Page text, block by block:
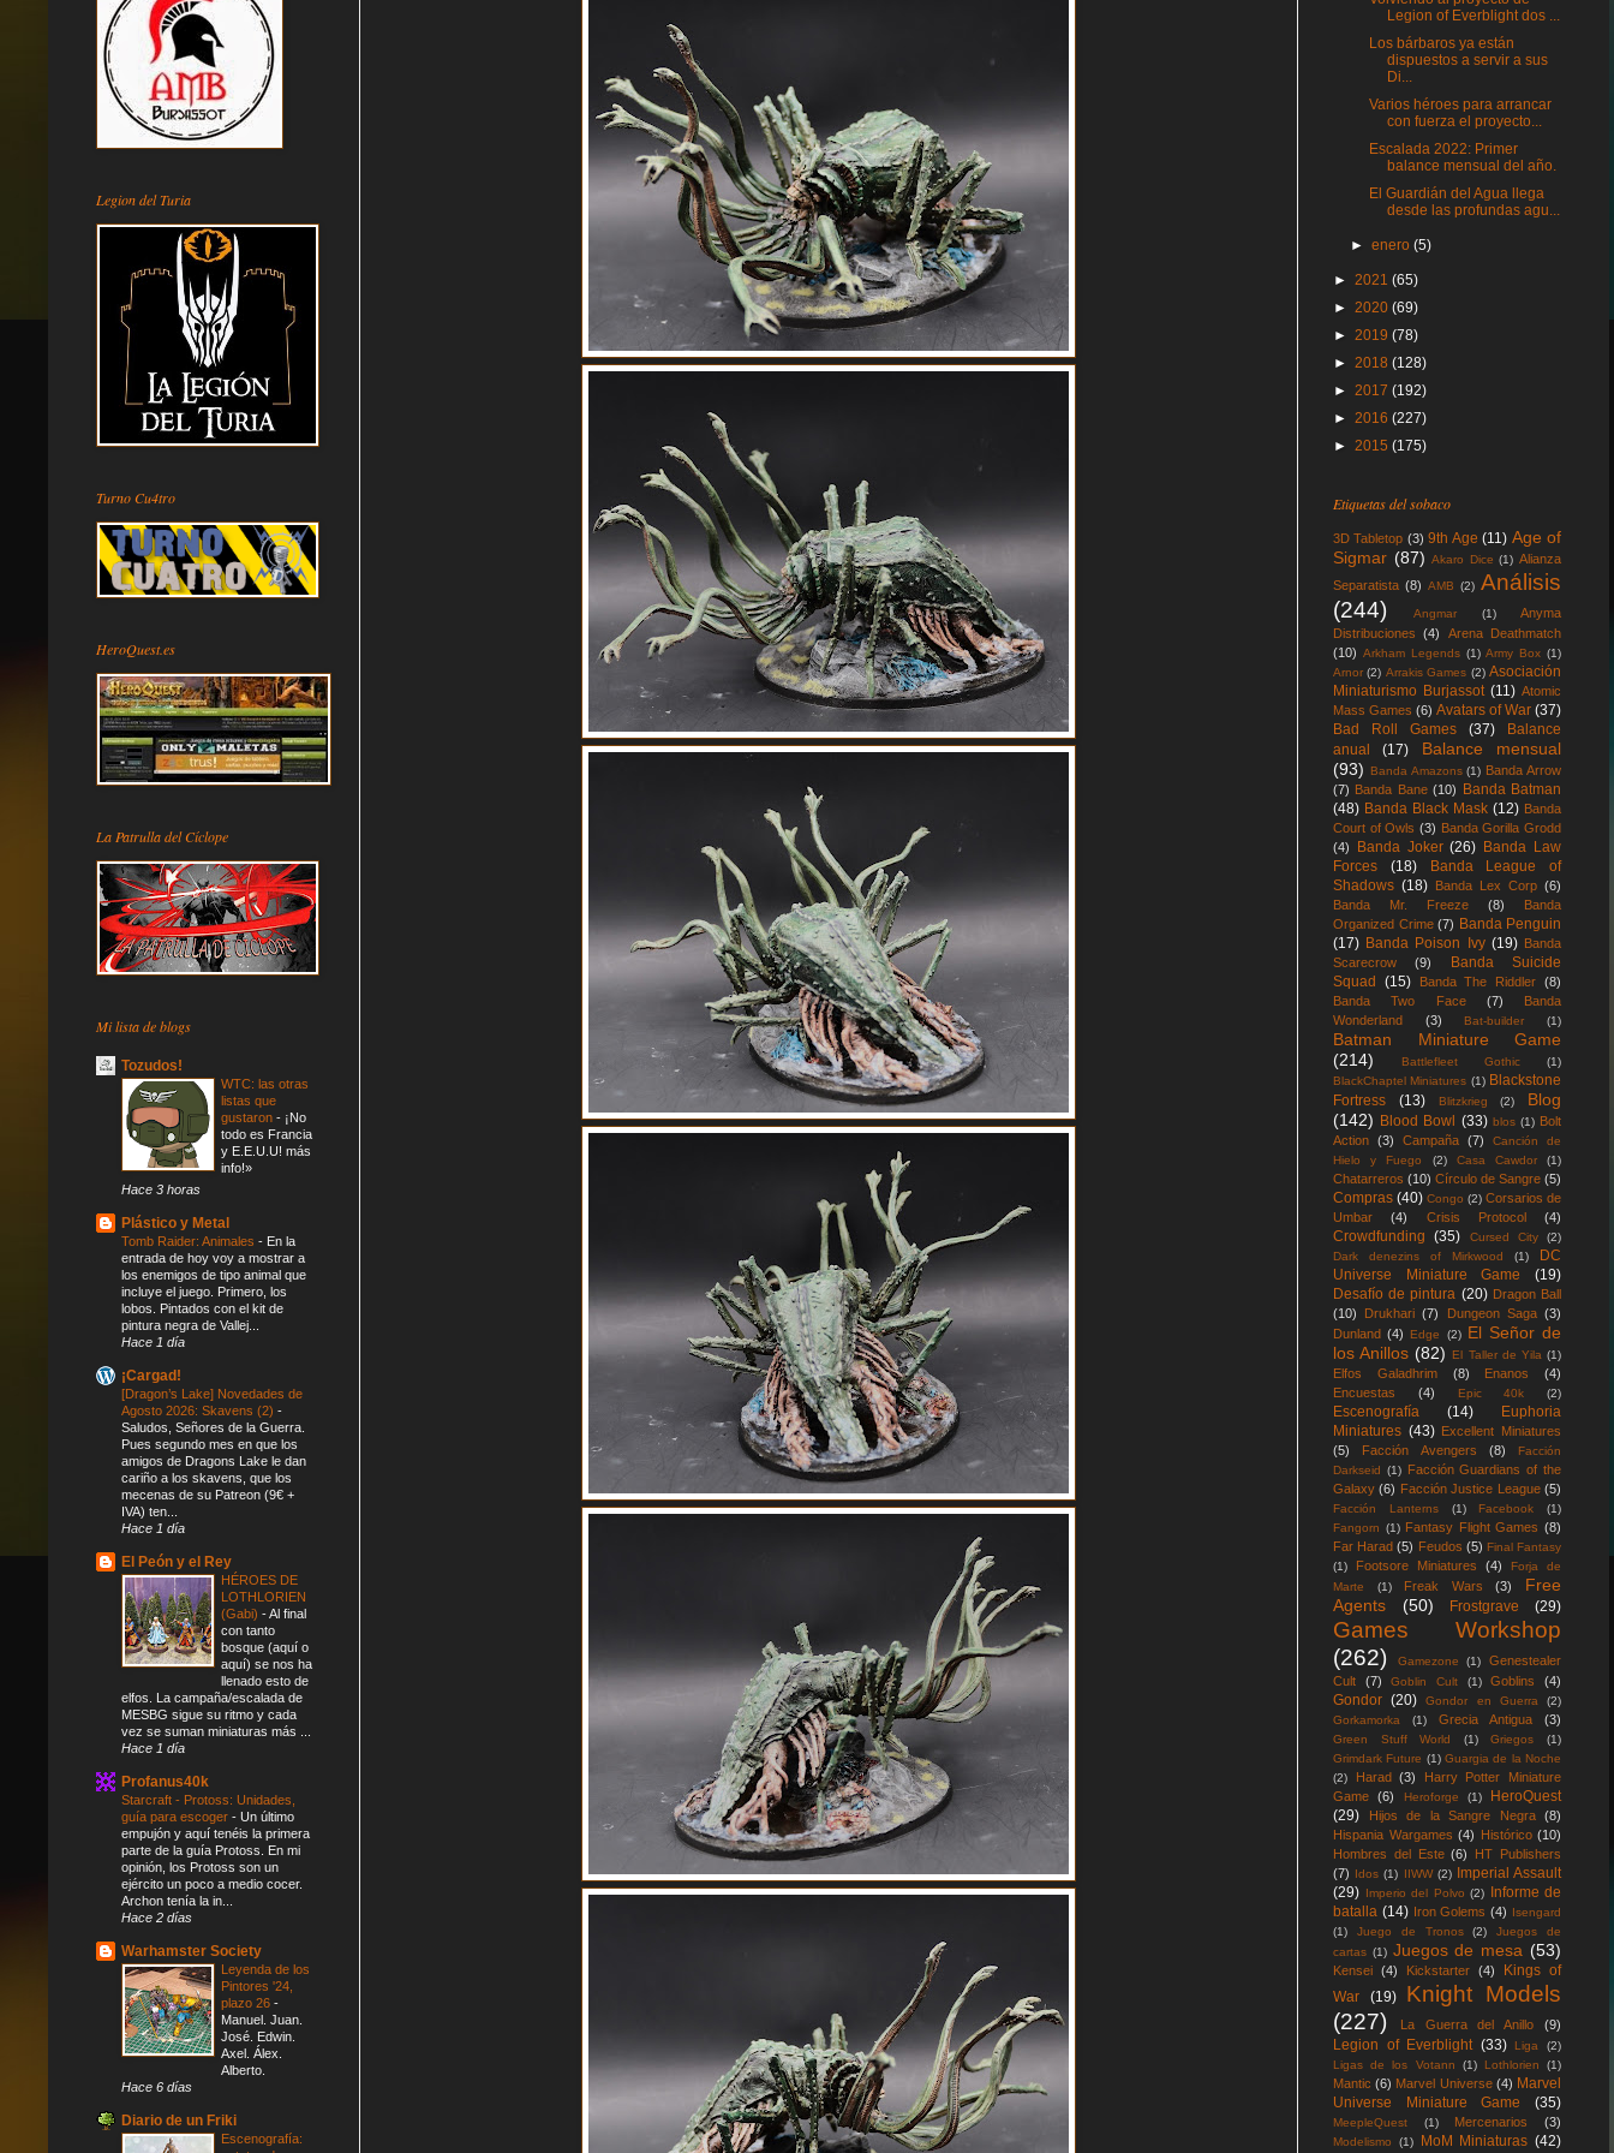
Legion del Turia
Turno Cu4tro
HeroQuest.es
La Patrulla del Cíclope
Mi lista de blogs
Tozudos!
WTC: las otras
listas que
gustaron - ¡No
todo es Francia
y E.E.U.U! más
info!»
Hace 3 horas
Plástico y Metal
Tomb Raider: Animales - En la
entrada de hoy voy a mostrar a
los enemigos de tipo animal que
incluye el juego. Primero, los
lobos. Pintados con el kit de
pintura negra de Vallej...
Hace 1 día
¡Cargad!
[Dragon’s Lake] Novedades de
Agosto 2026: Skavens (2) -
Saludos, Señores de la Guerra.
Pues segundo mes en que los
amigos de Dragons Lake le dan
cariño a los skavens, que los
mecenas de su Patreon (9€ +
IVA) ten...
Hace 1 día
El Peón y el Rey
HÉROES DE
LOTHLORIEN
(Gabi) -Al final
con tanto
bosque (aquí o
aquí) se nos ha
llenado esto de
elfos. La campaña/escalada de
MESBG sigue su ritmo y cada
vez se suman miniaturas más ...
Hace 1 día
Profanus40k
Starcraft - Protoss: Unidades,
guía para escoger - Un último
empujón y aquí tenéis la primera
parte de la guía Protoss. En mi
opinión, los Protoss son un
ejército un poco a medio cocer.
Archon tenía la in...
Hace 2 días
Warhamster Society
Leyenda de los
Pintores '24,
plazo 26 -
Manuel. Juan.
José. Edwin.
Axel. Álex.
Alberto.
Hace 6 días
Diario de un Friki
Escenografía:
Legion of Everblight dos ...
Los bárbaros ya están
dispuestos a servir a sus
Di...
Varios héroes para arrancar
con fuerza el proyecto...
Escalada 2022: Primer
balance mensual del año.
El Guardián del Agua llega
desde las profundas agu...
►enero(5)
► 2021 (65)
► 2020 (69)
► 2019 (78)
► 2018 (128)
► 2017 (192)
► 2016 (227)
► 2015 (175)
Etiquetas del sobaco
3D Tabletop (3) 9th Age (11) Age of
Sigmar (87) Akaro Dice (1) Alianza
Separatista (8) AMB (2) Análisis
(244)
Angmar (1)
Anyma
Distribuciones
(4)
Arena Deathmatch
(10) Arkham Legends (1) Army Box (1)
Arnor (2) Arrakis Games (2) Asociación
Miniaturismo Burjassot (11) Atomic
Mass Games (6) Avatars of War (37)
Bad Roll Games
(37)
Balance
anual
(17)
Balance mensual
(93)
Banda Amazons (1) Banda Arrow
(7) Banda Bane (10)
Banda Batman
(48) Banda Black Mask (12) Banda
Court of Owls (3) Banda Gorilla Grodd
(4)
Banda Joker (26) Banda Law
Forces
(18)
Banda League of
Shadows (18) Banda Lex Corp (6)
Banda Mr. Freeze
(8)
Banda
Organized Crime (7) Banda Penguin
(17) Banda Poison Ivy (19) Banda
Scarecrow
(9)
Banda Suicide
Squad
(15) Banda The Riddler (8)
Banda Two Face
(7)
Banda
Wonderland
(3) Bat-builder (1)
Batman Miniature Game
(214)
Battlefleet Gothic
(1)
BlackChaptel Miniatures (1) Blackstone
Fortress
(13) Blitzkrieg (2)
Blog
(142) Blood Bowl (33) blos (1) Bolt
Action (3) Campaña (7)
Canción de
Hielo y Fuego
(2) Casa Cawdor (1)
Chatarreros (10) Círculo de Sangre (5)
Compras (40) Congo (2) Corsarios de
Umbar
(4) Crisis Protocol (4)
Crowdfunding (35) Cursed City
(2)
Dark denezins of Mirkwood
(1)
DC
Universe Miniature Game
(19)
Desafío de pintura (20) Dragon Ball
(10)
Drukhari (7) Dungeon Saga (3)
Dunland (4) Edge (2) El Señor de
los Anillos (82) El Taller de Yila (1)
Elfos Galadhrim (8) Enanos
(4)
Encuestas
(4) Epic 40k (2)
Escenografía (14)
Euphoria
Miniatures (43) Excellent Miniatures
(5)
Facción Avengers (8)
Facción
Darkseid (1) Facción Guardians of the
Galaxy (6) Facción Justice League (5)
Facción Lanterns (1) Facebook
(1)
Fangorn (1) Fantasy Flight Games (8)
Far Harad (5) Feudos (5) Final Fantasy
(1)
Footsore Miniatures (4)
Forja de
Marte
(1) Freak Wars (3)
Free
Agents
(50) Frostgrave (29)
Games Workshop
(262)
Gamezone (1)
Genestealer
Cult
(7) Goblin Cult (1) Goblins (4)
Gondor (20) Gondor en Guerra
(2)
Gorkamorka
(1) Grecia Antigua (3)
Green Stuff World (1) Griegos
(1)
Grimdark Future (1) Guargia de la Noche
(2)
Harad (3)
Harry Potter Miniature
Game
(6) Heroforge (1)
HeroQuest
(29)
Hijos de la Sangre Negra
(8)
Hispania Wargames (4) Histórico (10)
Hombres del Este (6)
HT Publishers
(7) Idos (1) IIWW (2)
Imperial Assault
(29) Imperio del Polvo (2)
Informe de
batalla (14) Iron Golems (4) Isengard
(1)
Juego de Tronos (2)
Juegos de
cartas (1) Juegos de mesa (53)
Kensei (4) Kickstarter (4)
Kings of
War
(19)
Knight Models
(227)
La Guerra del Anillo (9)
Legion of Everblight (33) Liga
(2)
Ligas de los Votann
(1) Lothlorien (1)
Mantic (6) Marvel Universe (4) Marvel
Universe Miniature Game
(35)
MeepleQuest (1) Mercenarios (3)
Modelismo (1) MoM Miniaturas (42)